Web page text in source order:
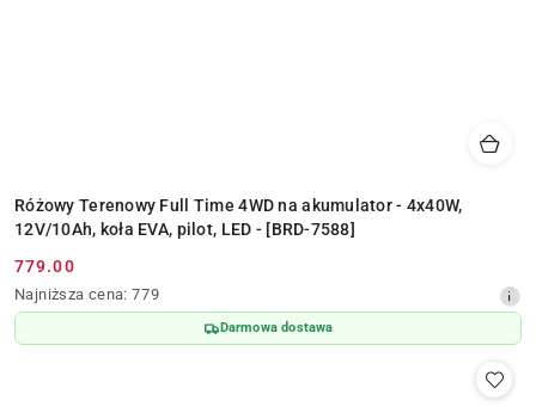
Różowy Terenowy Full Time 4WD na akumulator - 4x40W,
12V/10Ah, koła EVA, pilot, LED - [BRD-7588]
Cena
promocyjna:
779.00
Najniższa
cena
z
Najniższa cena: 779
Darmowa dostawa